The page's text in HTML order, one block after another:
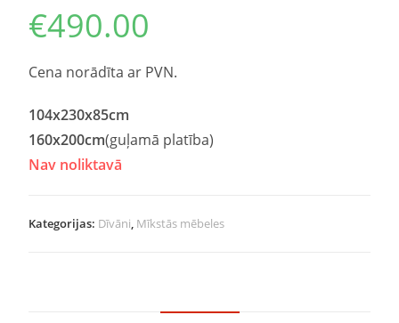
€490.00
Cena norādīta ar PVN.
104x230x85cm
160x200cm(guļamā platība)
Nav noliktavā
Kategorijas: Dīvāni, Mīkstās mēbeles